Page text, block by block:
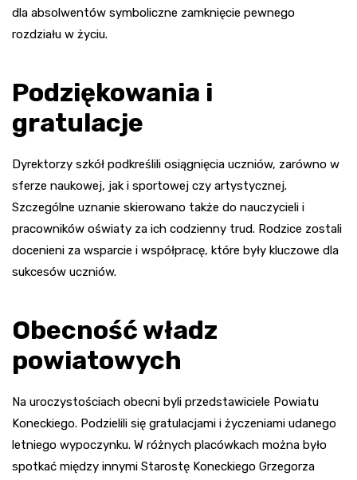
dla absolwentów symboliczne zamknięcie pewnego
rozdziału w życiu.
Podziękowania i
gratulacje
Dyrektorzy szkół podkreślili osiągnięcia uczniów, zarówno w
sferze naukowej, jak i sportowej czy artystycznej.
Szczególne uznanie skierowano także do nauczycieli i
pracowników oświaty za ich codzienny trud. Rodzice zostali
docenieni za wsparcie i współpracę, które były kluczowe dla
sukcesów uczniów.
Obecność władz
powiatowych
Na uroczystościach obecni byli przedstawiciele Powiatu
Koneckiego. Podzielili się gratulacjami i życzeniami udanego
letniego wypoczynku. W różnych placówkach można było
spotkać między innymi Starostę Koneckiego Grzegorza